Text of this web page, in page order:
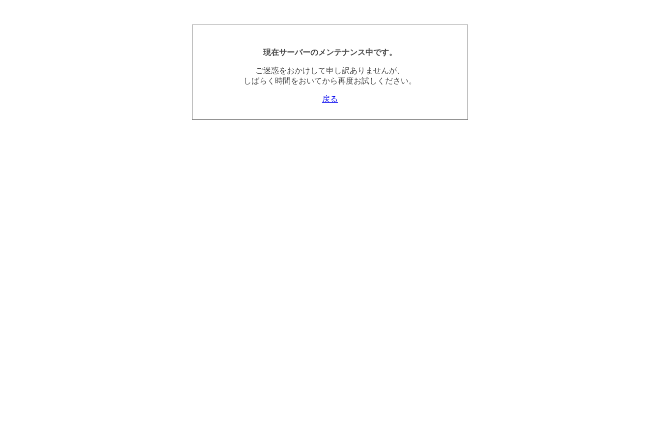
現在サーバーのメンテナンス中です。
ご迷惑をおかけして申し訳ありませんが、
しばらく時間をおいてから再度お試しください。
戻る